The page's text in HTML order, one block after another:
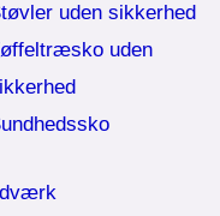
uden sikkerhed
uden